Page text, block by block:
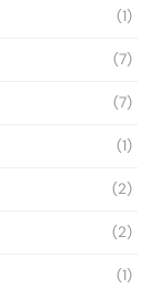
(1)
(7)
(7)
(1)
(2)
(2)
(1)